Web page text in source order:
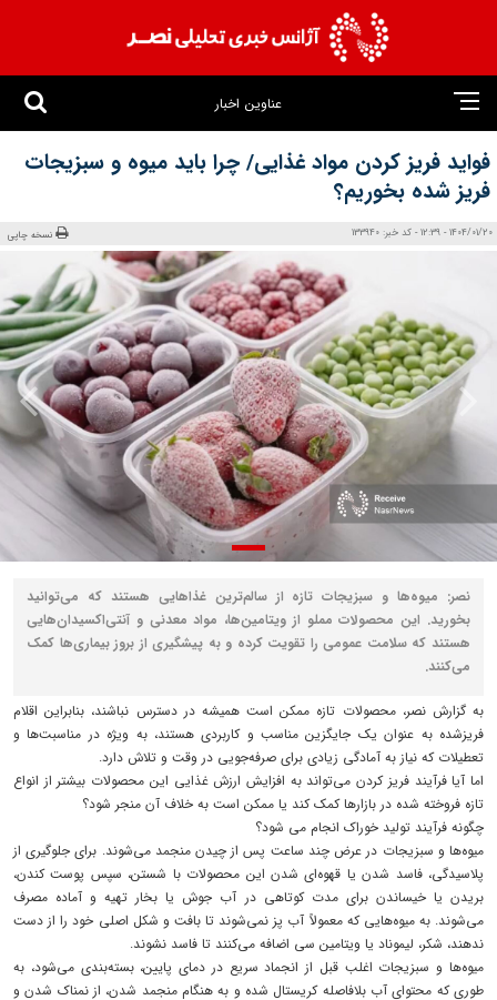
عناوین اخبار
فواید فریز کردن مواد غذایی/ چرا باید میوه و سبزیجات
فریز شده بخوریم؟
1404/01/20 - 12:39 - کد خبر: 133940 نسخه چاپی
نصر: میوه‌ها و سبزیجات تازه از سالم‌ترین غذاهایی هستند که می‌توانید
بخورید. این محصولات مملو از ویتامین‌ها، مواد معدنی و آنتی‌اکسیدان‌هایی
هستند که سلامت عمومی را تقویت کرده و به پیشگیری از بروز بیماری‌ها کمک
می‌کنند.
به گزارش نصر، محصولات تازه ممکن است همیشه در دسترس نباشند، بنابراین اقلام
فریزشده به عنوان یک جایگزین مناسب و کاربردی هستند، به ویژه در مناسبت‌ها و
تعطیلات که نیاز به آمادگی زیادی برای صرفه‌جویی در وقت و تلاش دارد.
اما آیا فرآیند فریز کردن می‌تواند به افزایش ارزش غذایی این محصولات بیشتر از انواع
تازه فروخته شده در بازارها کمک کند یا ممکن است به خلاف آن منجر شود؟
چگونه فرآیند تولید خوراک انجام می شود؟
میوه‌ها و سبزیجات در عرض چند ساعت پس از چیدن منجمد می‌شوند. برای جلوگیری از
پلاسیدگی، فاسد شدن یا قهوه‌ای شدن این محصولات با شستن، سپس پوست کندن،
بریدن یا خیساندن برای مدت کوتاهی در آب جوش یا بخار تهیه و آماده مصرف
می‌شوند. به میوه‌هایی که معمولاً آب پز نمی‌شوند تا بافت و شکل اصلی خود را از دست
ندهند، شکر، لیموناد یا ویتامین سی اضافه می‌کنند تا فاسد نشوند.
میوه‌ها و سبزیجات اغلب قبل از انجماد سریع در دمای پایین، بسته‌بندی می‌شود، به
طوری که محتوای آب بلافاصله کریستال شده و به هنگام منجمد شدن، از نمناک شدن و